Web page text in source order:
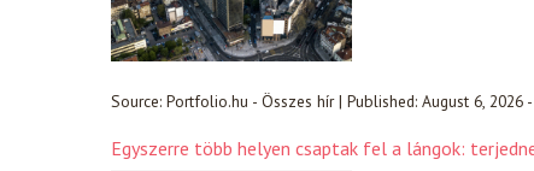
Source: Portfolio.hu - Összes hír| Published: August 6, 2026
Egyszerre több helyen csaptak fel a lángok: